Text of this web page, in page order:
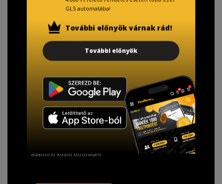
TISZTELT VÁSÁRLÓNK!
Fizetésnél kérje az ingyenes adattörlő kódot
adatainak biztonsága érdekében!
A Kormány döntése alapján a kereskedő minden tartós
adathordozó termék vásárlásakor köteles ingyenes
adattörlő kódot biztosítani.
GLS automatába!
További előnyök várnak rád!
További előnyök